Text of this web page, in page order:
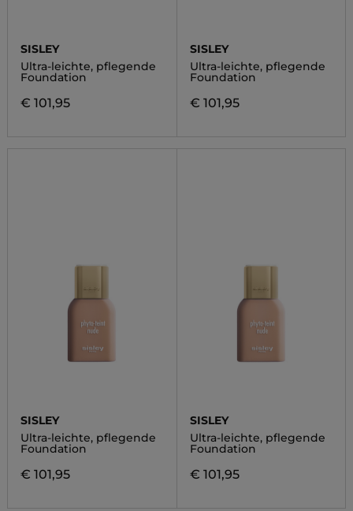
SISLEY
Ultra-leichte, pflegende
Foundation
€ 101,95
SISLEY
Ultra-leichte, pflegende
Foundation
€ 101,95
SISLEY
Ultra-leichte, pflegende
Foundation
€ 101,95
SISLEY
Ultra-leichte, pflegende
Foundation
€ 101,95